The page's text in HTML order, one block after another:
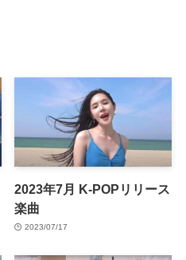
2023年7月 K-POPリリース
楽曲
2023/07/17